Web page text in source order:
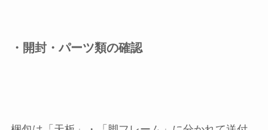
・開封・パーツ類の確認